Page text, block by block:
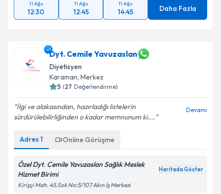
11 Ağu
12:30
11 Ağu
12:45
11 Ağu
14:45 Daha Fazla
Dyt. Cemile Yavuzaslan
Diyetisyen
Karaman, Merkez
5 (27 Değerlendirme)
İlgi ve alakasından, hazırladığı listelerin
sürdürülebilirliğinden o kadar memnunum ki....
Devamı
Adres 1 Online Görüşme
Özel Dyt. Cemile Yavuzaslan Sağlık Meslek
Hizmet Birimi
Haritada Göster
Kirişçi Mah. 45.Sok No:5/107 Akın İş Merkezi